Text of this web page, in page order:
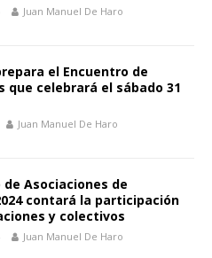
Juan Manuel De Haro
el Encuentro de
que celebrará el sábado 31
Juan Manuel De Haro
de Asociaciones de
contará la participación
y colectivos
Juan Manuel De Haro